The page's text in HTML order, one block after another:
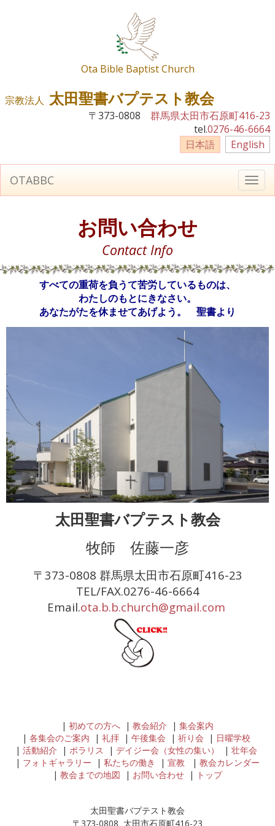
Ota Bible Baptist Church
宗教法人 太田聖書バプテスト教会
〒373-0808 群馬県太田市石原町416-23
tel.0276-46-6664
日本語
English
T
o
a
t
OTABBC
お問い合わせ
Contact Info
すべての重荷を負うて苦労しているものは、
わたしのもとにきなさい。
あなたがたを休ませてあげよう。 聖書より
太田聖書バプテスト教会
牧師 佐藤一彦
〒373-0808 群馬県太田市石原町416-23
TEL/FAX.0276-46-6664
Email.ota.b.b.church@gmail.com
初めての方へ 教会紹介
集会案内
各集会のご案内
礼拝 午後集会 祈り会
日曜学校
活動紹介
ポラリス デイジー会（女性の集い）
壮年会
フォトギャラリー
私たちの働き 宣教
教会カレンダー
教会までの地図
お問い合わせ トップ
太田聖書バプテスト教会
〒373-0808 太田市石原町416-23